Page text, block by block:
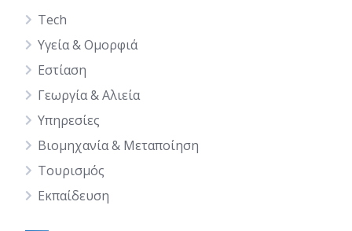
Tech
Υγεία & Ομορφιά
Εστίαση
Γεωργία & Αλιεία
Υπηρεσίες
Βιομηχανία & Μεταποίηση
Τουρισμός
Εκπαίδευση